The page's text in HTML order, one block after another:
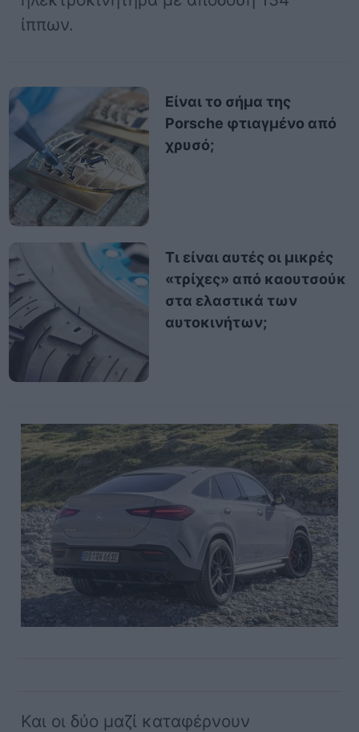
ίππων.
Είναι το σήμα της
Porsche φτιαγμένο από
χρυσό;
Τι είναι αυτές οι μικρές
«τρίχες» από καουτσούκ
στα ελαστικά των
αυτοκινήτων;
Και οι δύο μαζί καταφέρνουν